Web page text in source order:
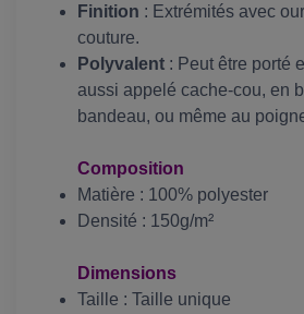
Finition : Extrémités avec
couture.
Polyvalent : Peut être porté
aussi appelé cache-cou, en
bandeau, ou même au
Composition
Matière : 100% polyester
Densité : 150g/m²
Dimensions
Taille : Taille unique